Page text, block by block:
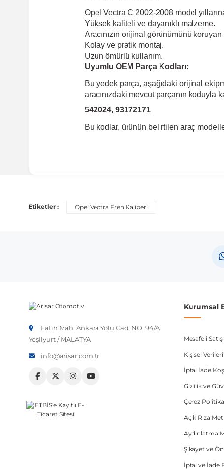
Opel Vectra C 2002-2008 model
Yüksek kaliteli ve dayanıklı malzeme.
Aracınızın orijinal görünümünü koruyan
Kolay ve pratik montaj.
Uzun ömürlü kullanım.
Uyumlu OEM Parça Kodları:
Bu yedek parça, aşağıdaki orijinal
aracınızdaki mevcut parçanın koduyla
542024, 93172171
Bu kodlar, ürünün belirtilen araç
Araç üreticileri aynı model yılı içerisinde farklı
Etiketler : Opel Vectra Fren Kaliperi
Fatih Mah. Ankara Yolu Cad. NO: 94/A
Yeşilyurt / MALATYA
info@arisar.com.tr
Kurumsal
Mesafeli
Kişisel
İptal İade
Gizlilik ve
Çerez
Açık Rıza
Aydınlatma
Şikayet ve
İptal ve İade